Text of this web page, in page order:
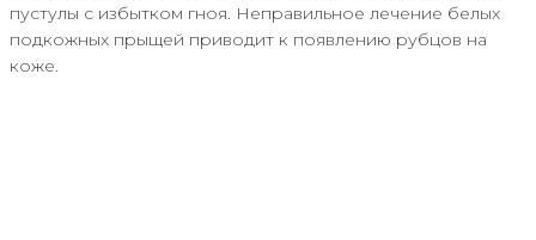
пустулы с избытком гноя. Неправильное лечение белых
подкожных прыщей приводит к появлению рубцов на
коже.